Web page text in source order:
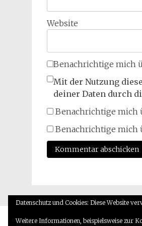
Website
Benachrichtige mich
Mit der Nutzung
deiner Daten durch
Benachrichtige mich
Benachrichtige mich
Copyright
Datenschutz und Cookies: Diese Website
Weitere Informationen, beispielsweise zur